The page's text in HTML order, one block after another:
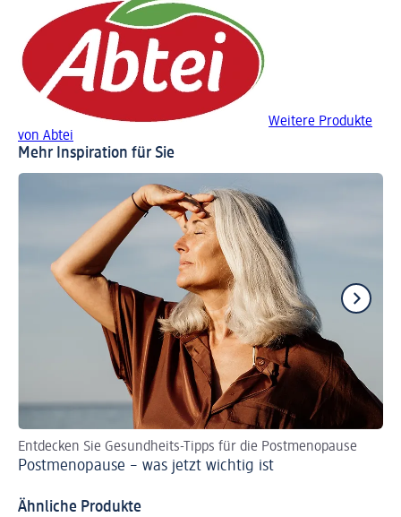
Weitere Produkte
von Abtei
Mehr Inspiration für Sie
Entdecken Sie Gesundheits-Tipps für die Postmenopause
Postmenopause – was jetzt wichtig ist
Ähnliche Produkte